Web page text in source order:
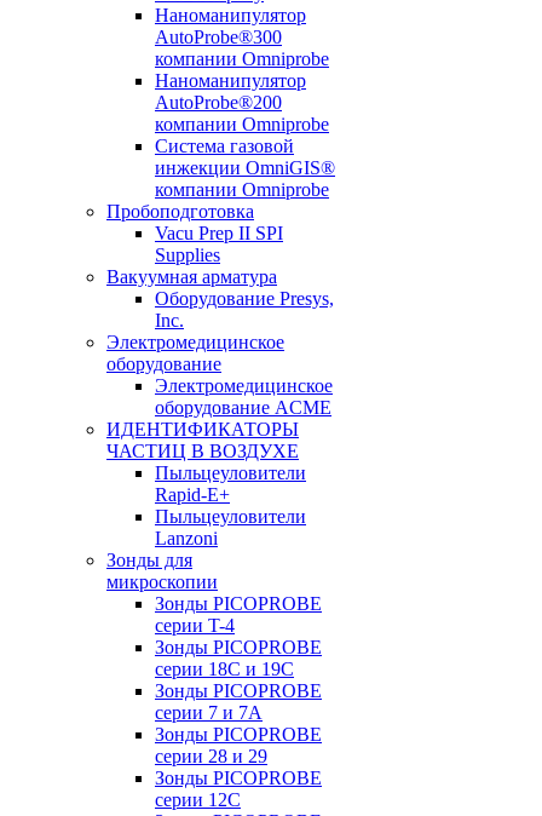
Наноманипулятор
AutoProbe®300
компании Omniprobe
Наноманипулятор
AutoProbe®200
компании Omniprobe
Система газовой
инжекции OmniGIS®
компании Omniprobe
Пробоподготовка
Vacu Prep II SPI
Supplies
Вакуумная арматура
Оборудование Presys,
Inc.
Электромедицинское
оборудование
Электромедицинское
оборудование ACME
ИДЕНТИФИКАТОРЫ
ЧАСТИЦ В ВОЗДУХЕ
Пыльцеуловители
Rapid-E+
Пыльцеуловители
Lanzoni
Зонды для
микроскопии
Зонды PICOPROBE
серии T-4
Зонды PICOPROBE
серии 18C и 19C
Зонды PICOPROBE
серии 7 и 7A
Зонды PICOPROBE
серии 28 и 29
Зонды PICOPROBE
серии 12C